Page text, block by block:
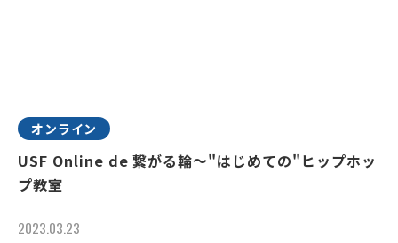
オンライン
USF Online de 繋がる輪～"はじめての"ヒップホッ
プ教室
2023.03.23